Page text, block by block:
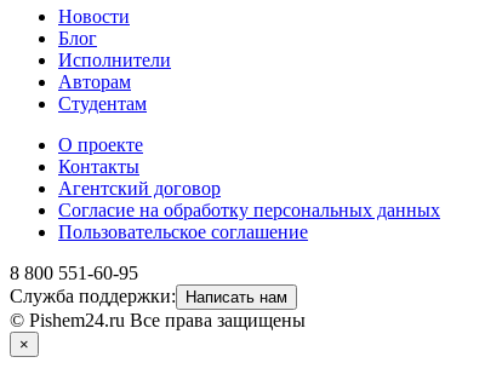
Новости
Блог
Исполнители
Авторам
Студентам
О проекте
Контакты
Агентский договор
Согласие на обработку персональных данных
Пользовательское соглашение
8 800 551-60-95
Служба поддержки:
Написать нам
© Pishem24.ru Все права защищены
×